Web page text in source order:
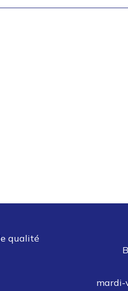
qualité
mardi-